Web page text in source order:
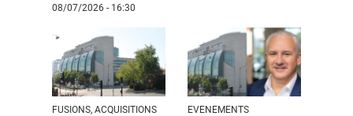
08/07/2026 - 16:30
FUSIONS, ACQUISITIONS EVENEMENTS